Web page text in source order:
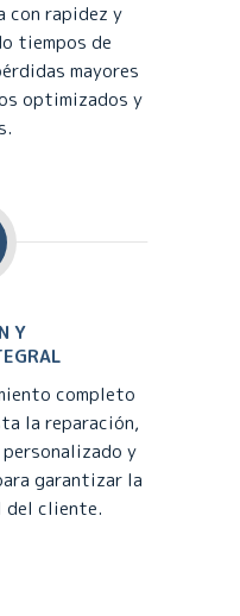
con rapidez y
tiempos de
mayores
optimizados y
Y
completo
la reparación,
y
garantizar la
cliente.